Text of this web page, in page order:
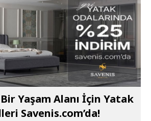
Yaşam Alanı İçin Yatak
Savenis.com’da!